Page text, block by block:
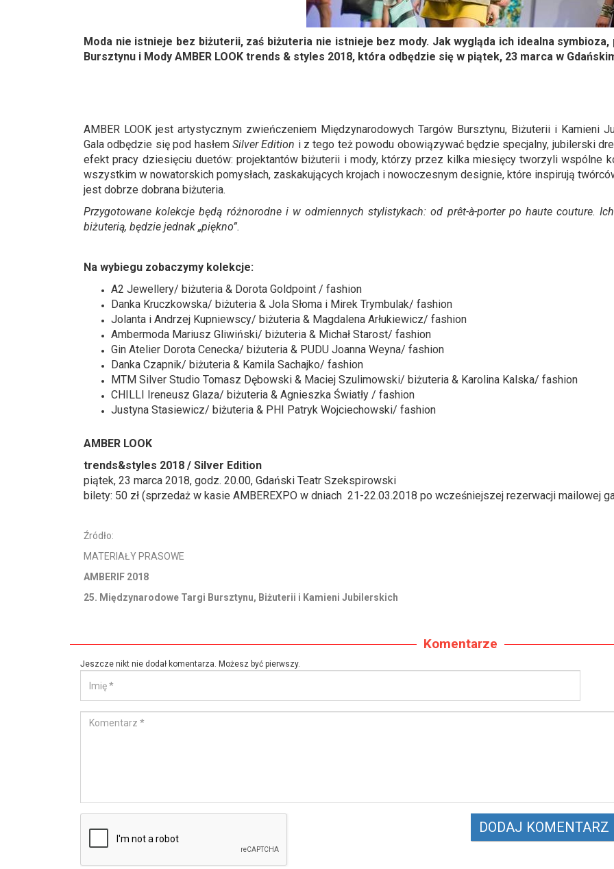
Moda nie istnieje bez biżuterii, zaś biżuteria nie istnieje bez mody. Jak wygląda ich idealna
Bursztynu i Mody AMBER LOOK trends & styles 2018, która odbędzie się w piątek, 23 marca w
AMBER LOOK jest artystycznym zwieńczeniem Międzynarodowych Targów Bursztynu, Biżuterii i Kamieni
Gala odbędzie się pod hasłem Silver Edition i z tego też powodu obowiązywać będzie specjalny, jubilerski
efekt pracy dziesięciu duetów: projektantów biżuterii i mody, którzy przez kilka miesięcy tworzyli wspólne
wszystkim w nowatorskich pomysłach, zaskakujących krojach i nowoczesnym designie, które inspirują
jest dobrze dobrana biżuteria.
Przygotowane kolekcje będą różnorodne i w odmiennych stylistykach: od prêt-à-porter po haute couture.
biżuterią, będzie jednak „piękno”.
Na wybiegu zobaczymy kolekcje:
A2 Jewellery/ biżuteria & Dorota Goldpoint / fashion
Danka Kruczkowska/ biżuteria & Jola Słoma i Mirek Trymbulak/ fashion
Jolanta i Andrzej Kupniewscy/ biżuteria & Magdalena Arłukiewicz/ fashion
Ambermoda Mariusz Gliwiński/ biżuteria & Michał Starost/ fashion
Gin Atelier Dorota Cenecka/ biżuteria & PUDU Joanna Weyna/ fashion
Danka Czapnik/ biżuteria & Kamila Sachajko/ fashion
MTM Silver Studio Tomasz Dębowski & Maciej Szulimowski/ biżuteria & Karolina Kalska/ fashion
CHILLI Ireneusz Glaza/ biżuteria & Agnieszka Światły / fashion
Justyna Stasiewicz/ biżuteria & PHI Patryk Wojciechowski/ fashion
AMBER LOOK
trends&styles 2018 / Silver Edition
piątek, 23 marca 2018, godz. 20.00, Gdański Teatr Szekspirowski
bilety: 50 zł (sprzedaż w kasie AMBEREXPO w dniach 21-22.03.2018 po wcześniejszej rezerwacji mailowej
Źródło:
MATERIAŁY PRASOWE
AMBERIF 2018
25. Międzynarodowe Targi Bursztynu, Biżuterii i Kamieni Jubilerskich
Komentarze
Jeszcze nikt nie dodał komentarza. Możesz być pierwszy.